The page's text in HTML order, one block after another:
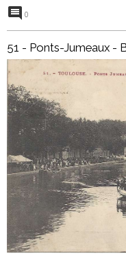
0
51 - Ponts-Jumeaux -